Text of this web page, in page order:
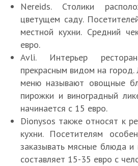
Nereids. Столики
цветущем саду.
местной кухни. Средний
евро.
Avli. Интерьер
прекрасным видом на
меню называют овощные
пирожки и виноградный
начинается с 15 евро.
Dionysos также относят к
кухни. Посетителям
заказывать мясные блюда и
составляет 15-35 евро с